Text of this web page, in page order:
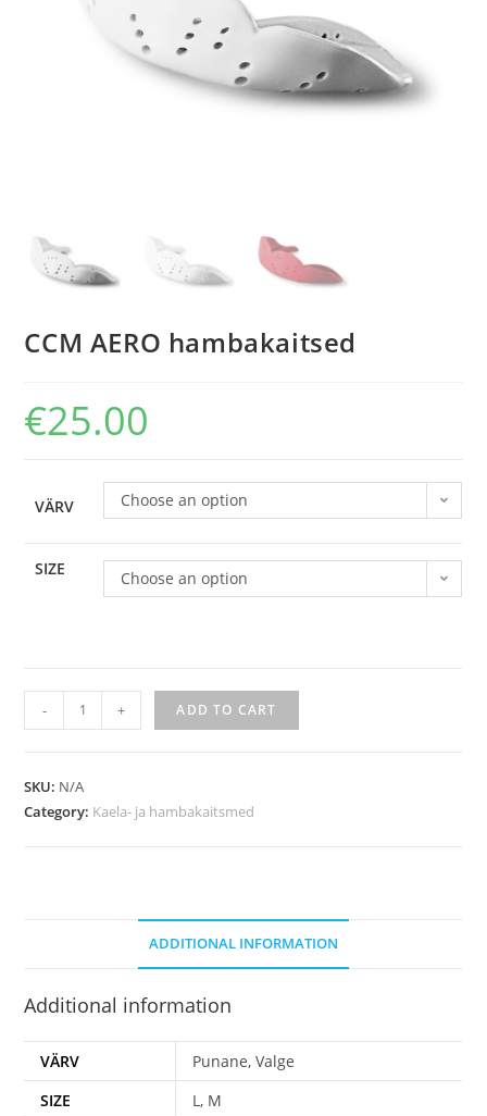
CCM AERO hambakaitsed
€25.00
VÄRV Choose an option
SIZE Choose an option
- + ADD TO CART
SKU: N/A
Category: Kaela- ja hambakaitsmed
ADDITIONAL INFORMATION
Additional information
VÄRV
Punane, Valge
SIZE
L, M